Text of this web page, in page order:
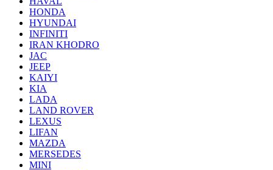
HONDA
HYUNDAI
INFINITI
IRAN KHODRO
JAC
JEEP
KAIYI
KIA
LADA
LAND ROVER
LEXUS
LIFAN
MAZDA
MERSEDES
MINI